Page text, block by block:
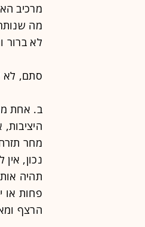
מרכיב
מה
לא ברור
סתם, לא
ב. אחת
מחר
נכון,
תהיה
פחות או
הרצף